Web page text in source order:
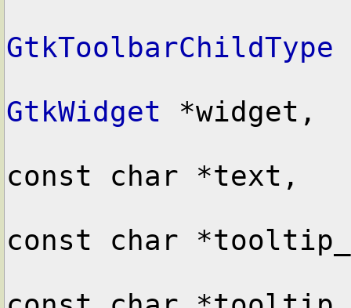
GtkToolbarChildType
GtkWidget *widget,
const char *text,
const char